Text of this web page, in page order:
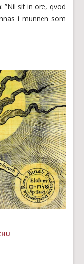
”Nil sit in ore, qvod
i munnen som